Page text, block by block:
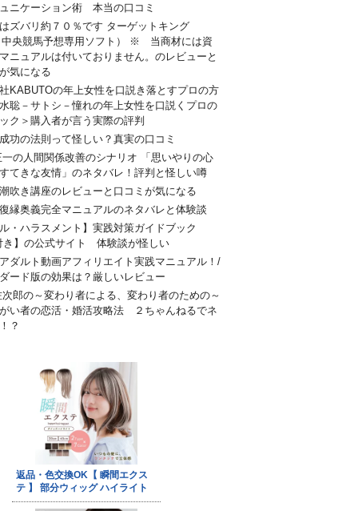
ニケーション術 本当の口コミ
ズバリ約７０％です ターゲットキング
央競馬予想専用ソフト） ※ 当商材には資
ニュアルは付いておりません。のレビューと
気になる
KABUTOの年上女性を口説き落とすプロの方
聡－サトシ－憧れの年上女性を口説くプロの
ク＞購入者が言う実際の評判
功の法則って怪しい？真実の口コミ
の人間関係改善のシナリオ 「思いやりの心
てきな友情」のネタバレ！評判と怪しい噂
吹き講座のレビューと口コミが気になる
縁奥義完全マニュアルのネタバレと体験談
・ハラスメント】実践対策ガイドブック
き】の公式サイト 体験談が怪しい
ダルト動画アフィリエイト実践マニュアル！/
ード版の効果は？厳しいレビュー
郎の～変わり者による、変わり者のための～
い者の恋活・婚活攻略法 ２ちゃんねるでネ
？